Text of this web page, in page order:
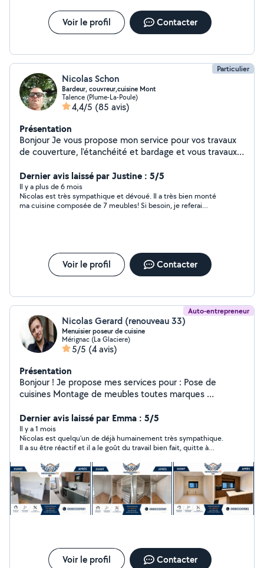
Voir le profil Contacter
Particulier
Nicolas Schon
Bardeur, couvreur,cuisine Mont
Talence (Plume-La-Poule)
4,4/5 (85 avis)
Présentation
Bonjour Je vous propose mon service pour vos travaux
de couverture, l'étanchéité et bardage et vous travaux
cuisine et meuble Livraison Courageux, sens du
travail,ponctuel Courtois et arrangent Devis gratuit
déplacement gratuit Conseil A bientôt
Dernier avis laissé par Justine : 5/5
Il y a plus de 6 mois
Nicolas est très sympathique et dévoué. Il a très bien monté
ma cuisine composée de 7 meubles! Si besoin, je referai
Voir le profil Contacter
Auto-entrepreneur
Nicolas Gerard (renouveau 33)
Menuisier poseur de cuisine
Mérignac (La Glaciere)
5/5 (4 avis)
Présentation
Bonjour ! Je propose mes services pour : Pose de
cuisines Montage de meubles toutes marques ️
attentif aux finitions, je réalise un travail propre et fiable.
Fixations murales, ajustements, remplacement
d'équipements, montage IKEA, aménagement intérieur
je m'adapte à vos besoins. Réactif Ponctuel Travail
soigné Conseils honnêtes et devis clair Que ce soit pour
un simple meuble ou un projet plus complet, je serai ravi
de vous aider
Dernier avis laissé par Emma : 5/5
Il y a 1 mois
Nicolas est quelqu’un de déjà humainement très sympathique.
Il a su être réactif et il a le goût du travail bien fait, quitte à
chouette de travailler avec lui, je referai appel à lui sans aucune
hésitation !!! Merci encore pour tout !
Voir le profil Contacter